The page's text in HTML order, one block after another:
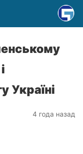
Україні
4 года назад